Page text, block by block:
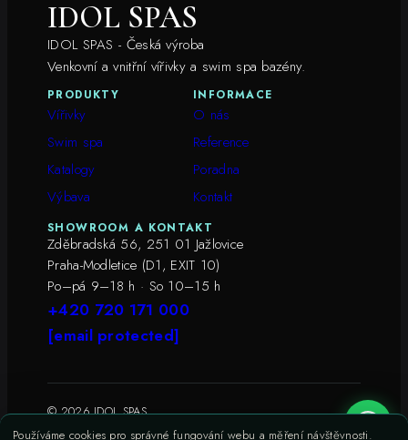
IDOL SPAS
IDOL SPAS - Česká výroba
Venkovní a vnitřní vířivky a swim spa bazény.
PRODUKTY
Vířivky
Swim spa
Katalogy
Výbava
INFORMACE
O nás
Reference
Poradna
Kontakt
SHOWROOM A KONTAKT
Zděbradská 56, 251 01 Jažlovice
Praha-Modletice (D1, EXIT 10)
Po–pá 9–18 h · So 10–15 h
+420 720 171 000
[email protected]
© 2026 IDOL SPAS
Ochrana osobních údajů
Soubory cookies
Používáme cookies pro správné fungování webu a měření návštěvnosti.